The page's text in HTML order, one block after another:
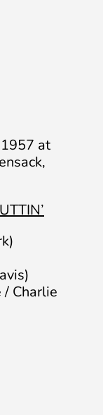
at
Charlie